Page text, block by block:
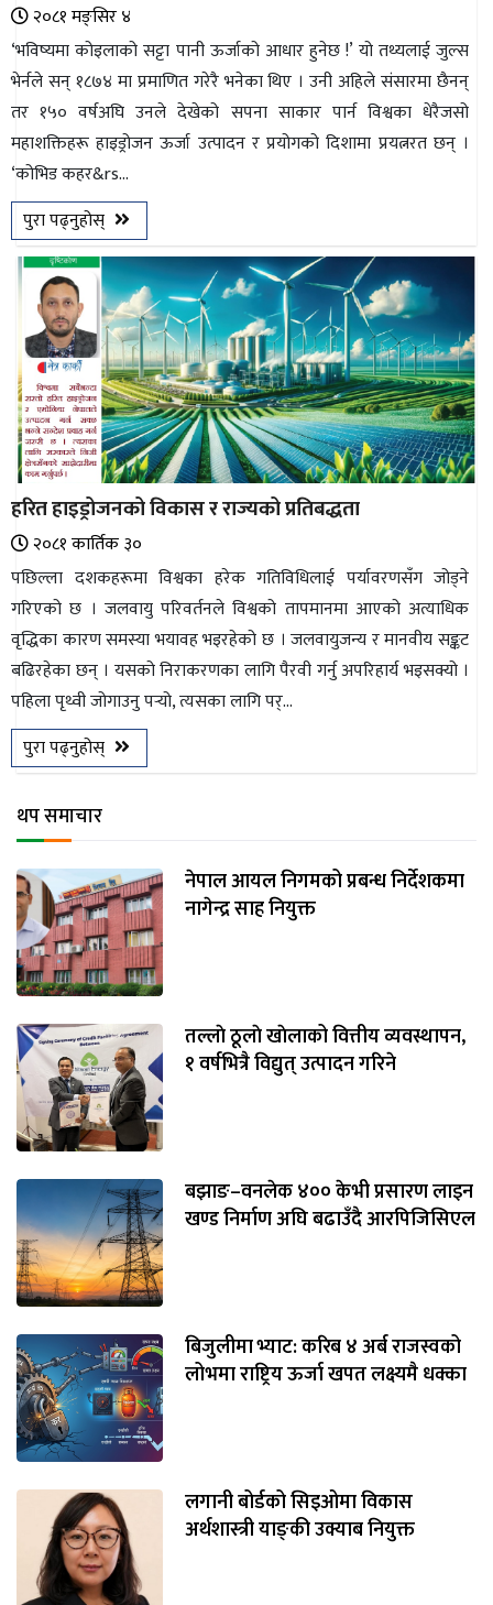
२०८१ मङ्सिर ४
‘भविष्यमा कोइलाको सट्टा पानी ऊर्जाको आधार हुनेछ !’ यो तथ्यलाई जुल्स
भेर्नले सन् १८७४ मा प्रमाणित गरेरै भनेका थिए । उनी अहिले संसारमा छैनन्
तर १५० वर्षअघि उनले देखेको सपना साकार पार्न विश्वका धेरैजसो
महाशक्तिहरू हाइड्रोजन ऊर्जा उत्पादन र प्रयोगको दिशामा प्रयत्नरत छन् ।
‘कोभिड कहर&rs...
पुरा पढ्नुहोस्
हरित हाइड्रोजनको विकास र राज्यको प्रतिबद्धता
२०८१ कार्तिक ३०
पछिल्ला दशकहरूमा विश्वका हरेक गतिविधिलाई पर्यावरणसँग जोड्ने
गरिएको छ । जलवायु परिवर्तनले विश्वको तापमानमा आएको अत्याधिक
वृद्धिका कारण समस्या भयावह भइरहेको छ । जलवायुजन्य र मानवीय सङ्कट
बढिरहेका छन् । यसको निराकरणका लागि पैरवी गर्नु अपरिहार्य भइसक्यो ।
पहिला पृथ्वी जोगाउनु पर्‍यो, त्यसका लागि पर्...
पुरा पढ्नुहोस्
थप समाचार
नेपाल आयल निगमको प्रबन्ध निर्देशकमा
नागेन्द्र साह नियुक्त
तल्लाे ठूलाे खाेलाको वित्तीय व्यवस्थापन,
१ वर्षभित्रै विद्युत् उत्पादन गरिने
बझाङ–वनलेक ४०० केभी प्रसारण लाइन
खण्ड निर्माण अघि बढाउँदै आरपिजिसिएल
बिजुलीमा भ्याट: करिब ४ अर्ब राजस्वको
लोभमा राष्ट्रिय ऊर्जा खपत लक्ष्यमै धक्का
लगानी बोर्डको सिइओमा विकास
अर्थशास्त्री याङ्‌की उक्याब नियुक्त